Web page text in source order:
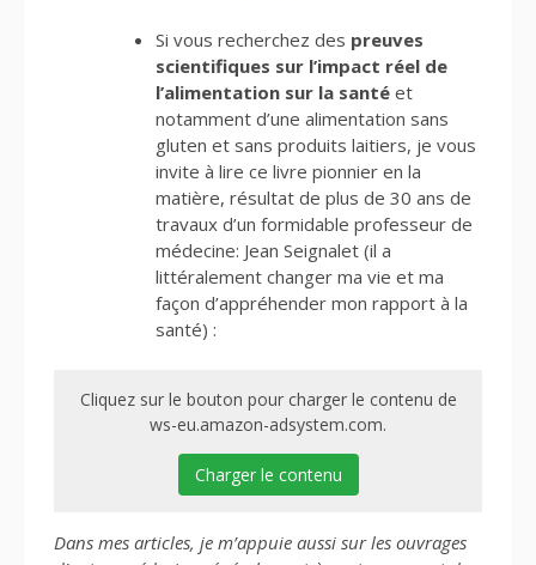
Si vous recherchez des preuves
scientifiques sur l’impact réel de
l’alimentation sur la santé et
notamment d’une alimentation sans
gluten et sans produits laitiers, je vous
invite à lire ce livre pionnier en la
matière, résultat de plus de 30 ans de
travaux d’un formidable professeur de
médecine: Jean Seignalet (il a
littéralement changer ma vie et ma
façon d’appréhender mon rapport à la
santé) :
Cliquez sur le bouton pour charger le contenu de
ws-eu.amazon-adsystem.com.
Charger le contenu
Dans mes articles, je m’appuie aussi sur les ouvrages